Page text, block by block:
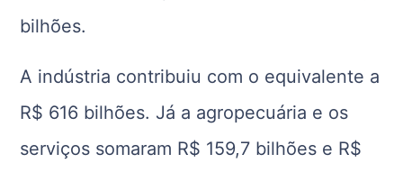
bilhões.
A indústria contribuiu com o equivalente a
R$ 616 bilhões. Já a agropecuária e os
serviços somaram R$ 159,7 bilhões e R$